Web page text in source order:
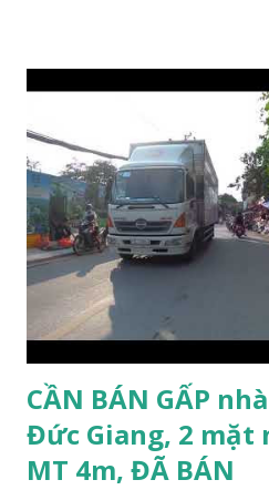
lý: sổ đỏ chính chủ; * Giá bán:
khách thiện chí mua nhanh
tiện ích xung quanh nhà Ngõ
trước Tết Âm lịch; * Nhà nằm
trước nhà là khoảng sân rộng ô
cuối ngõ 206 Cổ Linh khoảng
Linh khoảng 150m; * Cách siêu
khoảng 200m; * Cách chân cầu
Cách Trường Tiểu học Đoàn
CẦN BÁN GẤP
Đức Giang, 2 mặt
MT 4m, ĐÃ BÁN